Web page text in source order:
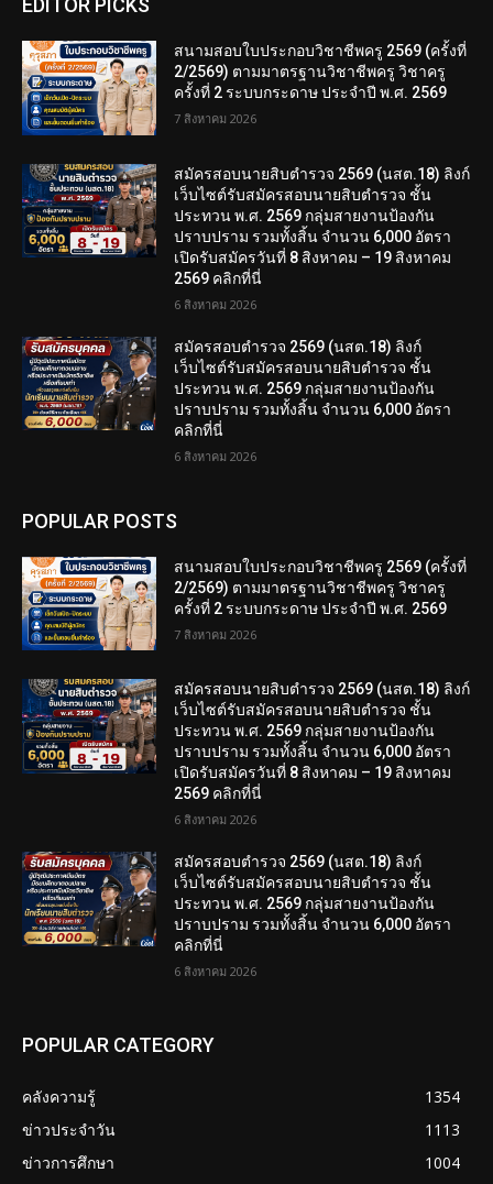
EDITOR PICKS
สนามสอบใบประกอบวิชาชีพครู 2569 (ครั้งที่
2/2569) ตามมาตรฐานวิชาชีพครู วิชาครู
ครั้งที่ 2 ระบบกระดาษ ประจำปี พ.ศ. 2569
7 สิงหาคม 2026
สมัครสอบนายสิบตำรวจ 2569 (นสต.18) ลิงก์
เว็บไซต์รับสมัครสอบนายสิบตำรวจ ชั้น
ประทวน พ.ศ. 2569 กลุ่มสายงานป้องกัน
ปราบปราม รวมทั้งสิ้น จำนวน 6,000 อัตรา
เปิดรับสมัครวันที่ 8 สิงหาคม – 19 สิงหาคม
2569 คลิกที่นี่
6 สิงหาคม 2026
สมัครสอบตํารวจ 2569 (นสต.18) ลิงก์
เว็บไซต์รับสมัครสอบนายสิบตำรวจ ชั้น
ประทวน พ.ศ. 2569 กลุ่มสายงานป้องกัน
ปราบปราม รวมทั้งสิ้น จำนวน 6,000 อัตรา
คลิกที่นี่
6 สิงหาคม 2026
POPULAR POSTS
สนามสอบใบประกอบวิชาชีพครู 2569 (ครั้งที่
2/2569) ตามมาตรฐานวิชาชีพครู วิชาครู
ครั้งที่ 2 ระบบกระดาษ ประจำปี พ.ศ. 2569
7 สิงหาคม 2026
สมัครสอบนายสิบตำรวจ 2569 (นสต.18) ลิงก์
เว็บไซต์รับสมัครสอบนายสิบตำรวจ ชั้น
ประทวน พ.ศ. 2569 กลุ่มสายงานป้องกัน
ปราบปราม รวมทั้งสิ้น จำนวน 6,000 อัตรา
เปิดรับสมัครวันที่ 8 สิงหาคม – 19 สิงหาคม
2569 คลิกที่นี่
6 สิงหาคม 2026
สมัครสอบตํารวจ 2569 (นสต.18) ลิงก์
เว็บไซต์รับสมัครสอบนายสิบตำรวจ ชั้น
ประทวน พ.ศ. 2569 กลุ่มสายงานป้องกัน
ปราบปราม รวมทั้งสิ้น จำนวน 6,000 อัตรา
คลิกที่นี่
6 สิงหาคม 2026
POPULAR CATEGORY
คลังความรู้
1354
ข่าวประจำวัน
1113
ข่าวการศึกษา
1004